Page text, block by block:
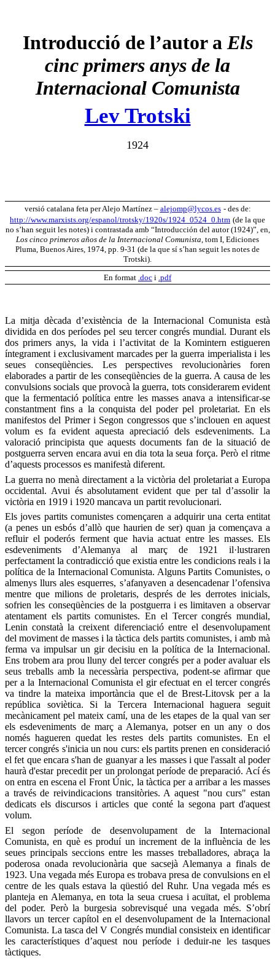
Introducció de l’autor a Els
cinc primers anys de la
Internacional Comunista
Lev Trotski
1924
versió catalana feta per Alejo Martínez – alejomp@lycos.es - des de:
http://www.marxists.org/espanol/trotsky/1920s/1924_0524_0.htm (de la que
no s’han seguit les notes) i contrastada amb “Introducción del autor (1924)”, en,
Los cinco primeros años de la Internacional Comunista, tom I, Ediciones
Pluma, Buenos Aires, 1974, pp. 9-31 (de la que sí s’han seguit les notes de
Trotski).
En format .doc i .pdf
La mitja dècada d’existència de la Internacional Comunista està
dividida en dos períodes pel seu tercer congrés mundial. Durant els
dos primers anys, la vida i l’activitat de la Komintern estigueren
íntegrament i exclusivament marcades per la guerra imperialista i les
seues conseqüències. Les perspectives revolucionàries foren
elaborades a partir de les conseqüències de la guerra. A causa de les
convulsions socials que provocà la guerra, tots considerarem evident
que la fermentació política entre les masses anava a intensificar-se
constantment fins a la conquista del poder pel proletariat. En els
manifestos del Primer i Segon congressos que s’inclouen en aquest
volum es fa evident aquesta apreciació dels esdeveniments. La
valoració principista que aquests documents fan de la situació de
postguerra serven encara avui en dia tota la seua força. Però el ritme
d’aquests processos es manifestà diferent.
La guerra no menà directament a la victòria del proletariat a Europa
occidental. Avui és absolutament evident que per tal d’assolir la
victòria en 1919 i 1920 mancava un partit revolucionari.
Els joves partits comunistes començaren a adquirir una certa entitat
(a penes un esbós d’allò que haurien de ser) quan ja començava a
refluir el poderós ferment que havia actuat entre les masses. Els
esdeveniments d’Alemanya al març de 1921 il·lustraren
perfectament la contradicció que existia entre les condicions reals i la
política de la Internacional Comunista. Alguns Partits Comunistes, o
almenys llurs ales esquerres, s’afanyaven a desencadenar l’ofensiva
mentre que milions de proletaris, després de les derrotes inicials,
sofrien les conseqüències de la postguerra i es limitaven a observar
atentament els partits comunistes. En el Tercer congrés mundial,
Lenin constatà la creixent diferenciació entre el desenvolupament
del moviment de masses i la tàctica dels partits comunistes, i amb mà
ferma va impulsar un gir decisiu en la política de la Internacional.
Ens trobem ara prou lluny del tercer congrés per a poder avaluar els
seus treballs amb la necessària perspectiva, podent-se afirmar que
per a la Internacional Comunista el gir efectuat en el tercer congrés
va tindre la mateixa importància que el de Brest-Litovsk per a la
república soviètica. Si la Tercera Internacional haguera seguit
mecànicament pel mateix camí, una de les etapes de la qual van ser
els esdeveniments de març a Alemanya, potser en un any o dos
només hagueren quedat les restes dels partits comunistes. En el
tercer congrés s'inicia un nou curs: els partits prenen en consideració
el fet que encara s'han de guanyar a les masses i que l'assalt al poder
haurà d'estar precedit per un prolongat període de preparació. Ací és
on entra en escena el Front Únic, la tàctica per a arribar a les masses
a través de reivindicacions transitòries. A aquest "nou curs" estan
dedicats els discursos i articles que conté la segona part d'aquest
volum.
El segon període de desenvolupament de la Internacional
Comunista, en què es produí un increment de la influència de les
seues principals seccions entre les masses treballadores, abraça la
poderosa onada revolucionària que sacsejà Alemanya a finals de
1923. Una vegada més Europa es trobava presa de convulsions en el
centre de les quals estava la qüestió del Ruhr. Una vegada més es
planteja en Alemanya, en tota la seua cruesa i acuïtat, el problema
del poder. Però la burgesia sobrevisqué una vegada més. S’obrí
llavors un tercer capítol en el desenvolupament de la Internacional
Comunista. La tasca del V Congrés mundial consisteix en identificar
les característiques d’aquest nou període i deduir-ne les tasques
tàctiques.